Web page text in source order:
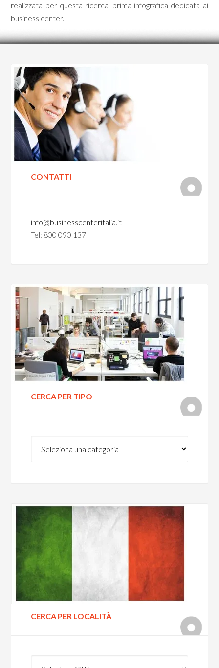
realizzata per questa ricerca, prima infografica dedicata ai
business center.
CONTATTI
info@businesscenteritalia.it
Tel: 800 090 137
CERCA PER TIPO
CERCA PER LOCALITÀ